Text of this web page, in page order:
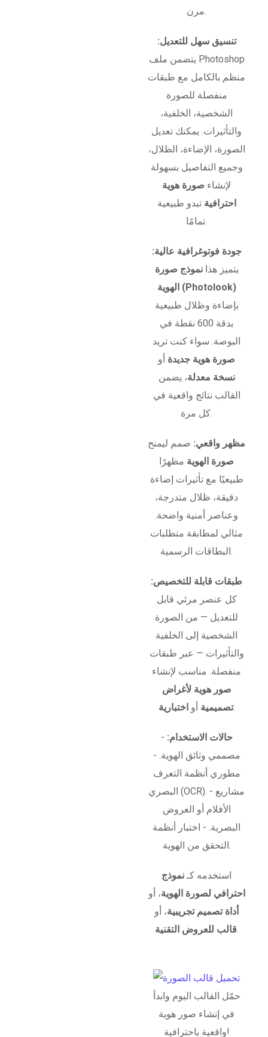
مرن.
تنسيق سهل للتعديل:
يتضمن ملف Photoshop
منظم بالكامل مع طبقات
منفصلة للصورة
الشخصية، الخلفية،
والتأثيرات. يمكنك تعديل
الصورة، الإضاءة، الظلال،
وجميع التفاصيل بسهولة
لإنشاء صورة هوية
احترافية تبدو طبيعية
تمامًا.
جودة فوتوغرافية عالية:
يتميز هذانموذج صورة
الهوية (Photolook)
بإضاءة وظلال طبيعية
بدقة 600 نقطة في
البوصة. سواء كنت تريد
صورة هوية جديدة أو
نسخة معدلة، يضمن
القالب نتائج واقعية في
كل مرة.
مظهر واقعي: صمم ليمنح
صورة الهوية مظهرًا
طبيعيًا مع تأثيرات إضاءة
دقيقة، ظلال متدرجة،
وعناصر أمنية واضحة.
مثالي لمطابقة متطلبات
البطاقات الرسمية.
طبقات قابلة للتخصيص:
كل عنصر مرئي قابل
للتعديل — من الصورة
الشخصية إلى الخلفية
والتأثيرات — عبر طبقات
منفصلة. مناسب لإنشاء
صور هوية لأغراض
تصميمية أو اختبارية .
حالات الاستخدام: -
مصممي وثائق الهوية. -
مطوري أنظمة التعرف
البصري (OCR). - مشاريع
الأفلام أو العروض
البصرية. - اختبار أنظمة
التحقق من الهوية.
استخدمه كـنموذج
احترافي لصورة الهوية، أو
أداة تصميم تجريبية، أو
قالب للعروض التقنية.
حمّل القالب اليوم وابدأ
في إنشاء صور هوية
واقعية باحترافية!